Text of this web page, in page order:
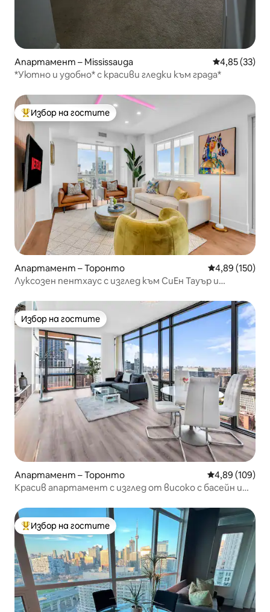
Апартамент – Mississauga Средна
4,85 (33)
*Уютно и удобно* с красиви гледки към града*
Най-популярен избор на гостите
Избор на гостите
Апартамент – Торонто Средна
4,89 (150)
Луксозен пентхаус с изглед към СиЕн Тауър и
Избор на гостите
Избор на гостите
Апартамент – Торонто Средна
4,89 (109)
Красив апартамент с изглед от високо с басейн и
Най-популярен избор на гостите
Избор на гостите